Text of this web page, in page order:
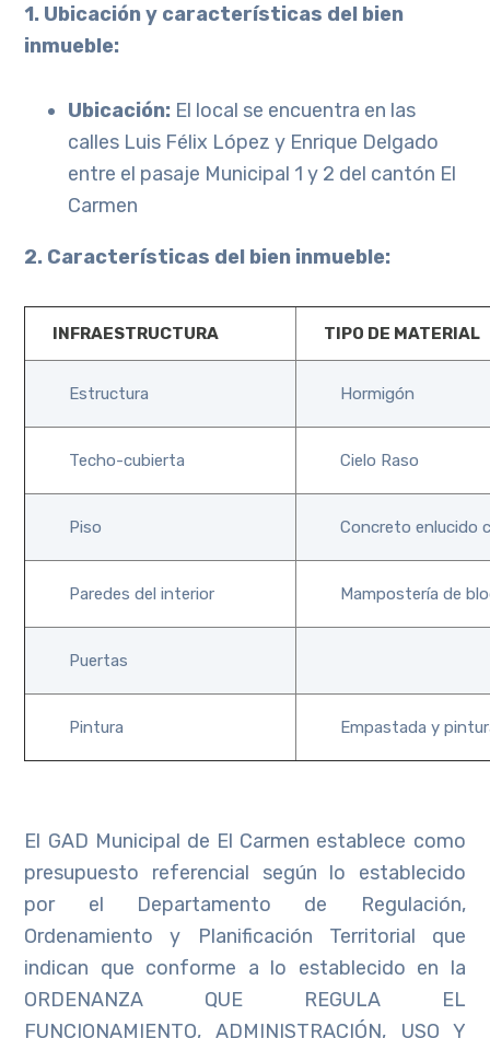
1. Ubicación y características del bien
inmueble:
Ubicación: El local se encuentra en las
calles Luis Félix López y Enrique Delgado
entre el pasaje Municipal 1 y 2 del cantón El
Carmen
2. Características del bien inmueble:
INFRAESTRUCTURA TIPO DE MATERIAL
Estructura Hormigón
Techo-cubierta Cielo Raso
Piso Concreto enlucido
Paredes del interior Mampostería de
Puertas
Pintura Empastada y
El GAD Municipal de El Carmen establece como
presupuesto referencial según lo establecido
por el Departamento de Regulación,
Ordenamiento y Planificación Territorial que
indican que conforme a lo establecido en la
ORDENANZA QUE REGULA EL
FUNCIONAMIENTO, ADMINISTRACIÓN, USO Y